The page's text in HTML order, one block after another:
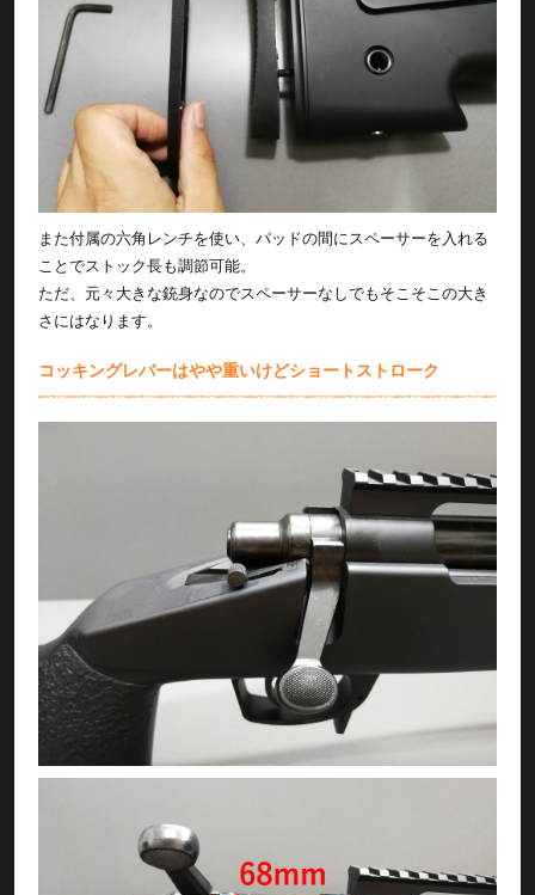
また付属の六角レンチを使い、パッドの間にスペーサーを入れる
ことでストック長も調節可能。
ただ、元々大きな銃身なのでスペーサーなしでもそこそこの大き
さにはなります。
コッキングレバーはやや重いけどショートストローク